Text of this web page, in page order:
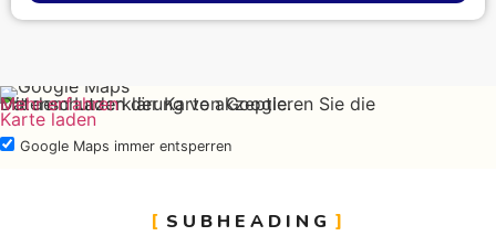
Mit dem Laden der Karte akzeptieren Sie die Datenschutzerklärung von Google.
Mehr erfahren
Karte laden
Google Maps immer entsperren
SUBHEADING